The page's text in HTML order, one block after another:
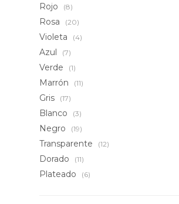
Rojo (8)
Rosa (20)
Violeta (4)
Azul (7)
Verde (1)
Marrón (11)
Gris (17)
Blanco (3)
Negro (19)
Transparente (12)
Dorado (11)
Plateado (6)